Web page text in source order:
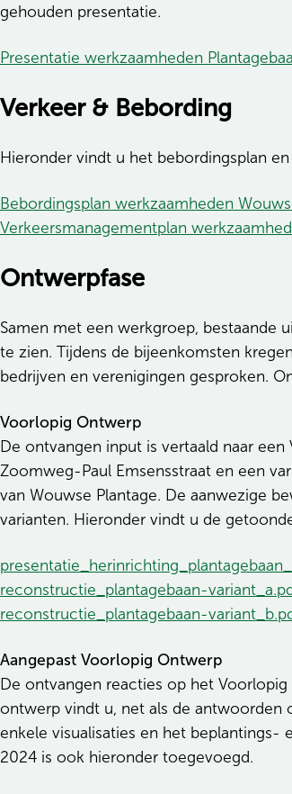
gehouden presentatie.
Presentatie werkzaamheden
Verkeer & Bebording
Hieronder vindt u het bebordingsplan
Bebordingsplan werkzaamheden
Verkeersmanagementplan
Ontwerpfase
Samen met een werkgroep, bestaande
te zien. Tijdens de bijeenkomsten
bedrijven en verenigingen gesproken.
Voorlopig Ontwerp
De ontvangen input is vertaald naar
Zoomweg-Paul Emsensstraat en een
van Wouwse Plantage. De aanwezige
varianten. Hieronder vindt u de
reconstructie_plantagebaan-
reconstructie_plantagebaan-
Aangepast Voorlopig Ontwerp
De ontvangen reacties op het
ontwerp vindt u, net als de antwoorden
enkele visualisaties en het beplantings-
2024 is ook hieronder toegevoegd.